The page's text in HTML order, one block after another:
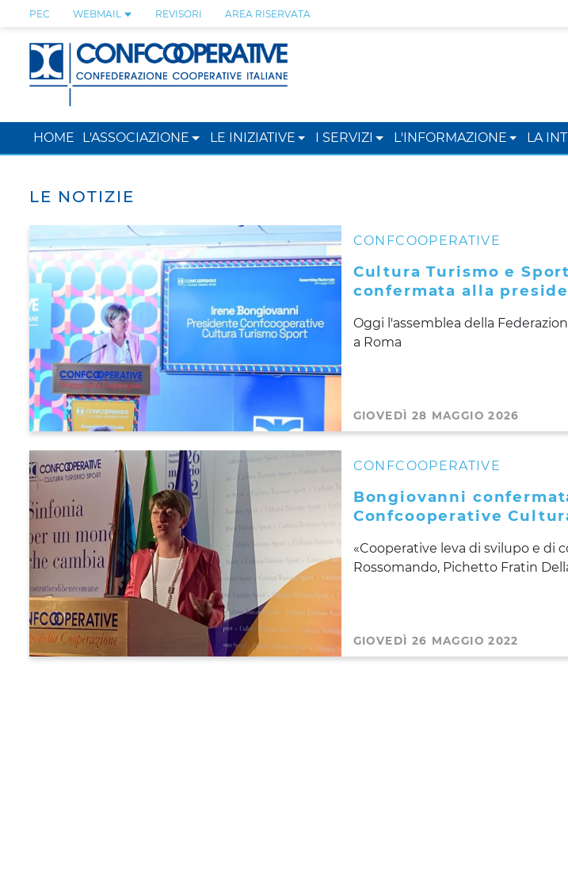
PEC WEBMAIL REVISORI AREA RISERVATA
HOME L'ASSOCIAZIONE LE INIZIATIVE I SERVIZI L'INFORMAZIONE LA
LE NOTIZIE
CONFCOOPERATIVE
Cultura Turismo e
confermata alla
Oggi l'assemblea della
a Roma
GIOVEDÌ 28 MAGGIO 2026
CONFCOOPERATIVE
Bongiovanni
Confcooperative
«Cooperative leva di svilupo e di
Rossomando, Pichetto Fratin
GIOVEDÌ 26 MAGGIO 2022